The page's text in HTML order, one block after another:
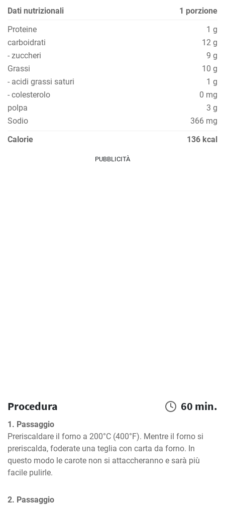
Dati nutrizionali
1 porzione
Proteine
1 g
carboidrati
12 g
- zuccheri
9 g
Grassi
10 g
- acidi grassi saturi
1 g
- colesterolo
0 mg
polpa
3 g
Sodio
366 mg
Calorie
136 kcal
PUBBLICITÀ
Procedura 60 min.
1. Passaggio
Preriscaldare il forno a 200°C (400°F). Mentre il forno si
preriscalda, foderate una teglia con carta da forno. In
questo modo le carote non si attaccheranno e sarà più
facile pulirle.
2. Passaggio